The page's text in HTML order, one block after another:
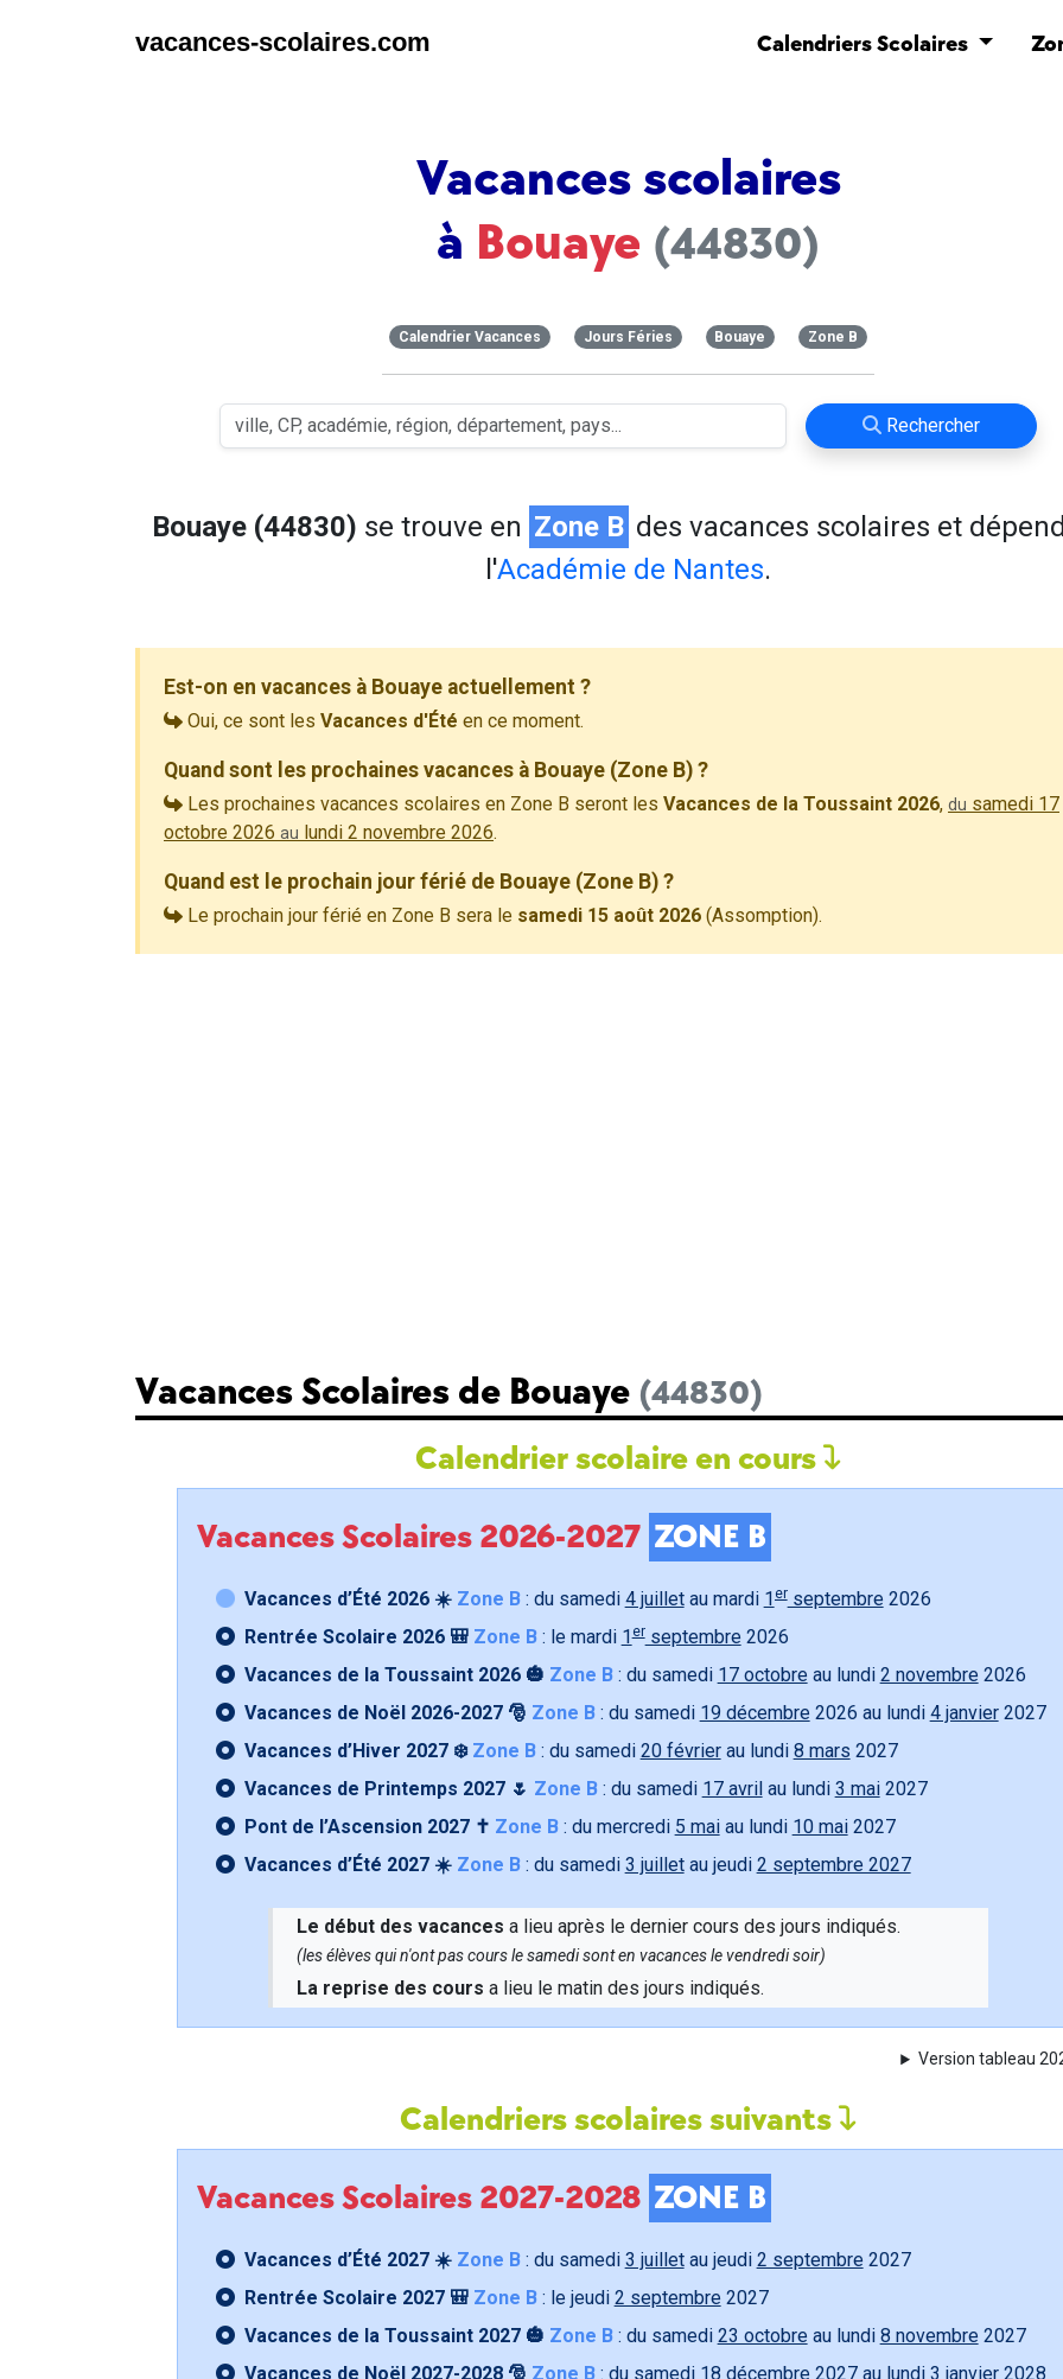
vacances-scolaires.com Calendriers Scolaires
Vacances scolaires
à Bouaye (44830)
Calendrier Vacances Jours Féries Bouaye Zone B
Rechercher
Bouaye (44830) se trouve en Zone B des vacances scolaires et
l'Académie de Nantes.
Est-on en vacances à Bouaye actuellement ?
Oui, ce sont les Vacances d'Été en ce moment.
Quand sont les prochaines vacances à Bouaye (Zone B) ?
Les prochaines vacances scolaires en Zone B seront les Vacances de la Toussaint 2026, du samedi 17
octobre 2026 au lundi 2 novembre 2026.
Quand est le prochain jour férié de Bouaye (Zone B) ?
Le prochain jour férié en Zone B sera le samedi 15 août 2026 (Assomption).
Vacances Scolaires de Bouaye (44830)
Calendrier scolaire en cours
Vacances Scolaires 2026-2027 ZONE B
Vacances d’Été 2026 ☀️ Zone B: du samedi 4 juilletau mardi 1 erseptembre 2026
Rentrée Scolaire 2026 🎒 Zone B: le mardi 1erseptembre 2026
Vacances de la Toussaint 2026 🎃 Zone B: du samedi 17 octobre au lundi 2 novembre 2026
Vacances de Noël 2026-2027 🎅 Zone B: du samedi 19 décembre 2026 au lundi 4 janvier2027
Vacances d’Hiver 2027 ❄️ Zone B: du samedi 20 févrierau lundi 8 mars 2027
Vacances de Printemps 2027 🌷 Zone B: du samedi 17 avril au lundi 3 mai2027
Pont de l’Ascension 2027 ✝️ Zone B: du mercredi 5 maiau lundi 10 mai2027
Vacances d’Été 2027 ☀️ Zone B: du samedi 3 juilletau jeudi 2 septembre 2027
Le début des vacances a lieu après le dernier cours des jours indiqués.
(les élèves qui n'ont pas cours le samedi sont en vacances le vendredi soir)
La reprise des cours a lieu le matin des jours indiqués.
Version tableau
Calendriers scolaires suivants
Vacances Scolaires 2027-2028 ZONE B
Vacances d’Été 2027 ☀️ Zone B: du samedi 3 juilletau jeudi 2 septembre 2027
Rentrée Scolaire 2027 🎒 Zone B: le jeudi 2 septembre 2027
Vacances de la Toussaint 2027 🎃 Zone B: du samedi 23 octobre au lundi 8 novembre 2027
Vacances de Noël 2027-2028 🎅 Zone B: du samedi 18 décembre 2027 au lundi 3 janvier2028